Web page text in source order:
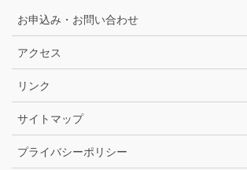
お申込み・お問い合わせ
アクセス
リンク
サイトマップ
プライバシーポリシー